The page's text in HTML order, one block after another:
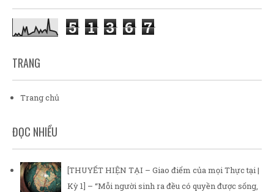
5 1 3 6 7
TRANG
Trang chủ
ĐỌC NHIỀU
[THUYẾT HIỆN TẠI – Giao điểm của mọi Thực tại |
Kỳ 1] – “Mỗi người sinh ra đều có quyền được sống,